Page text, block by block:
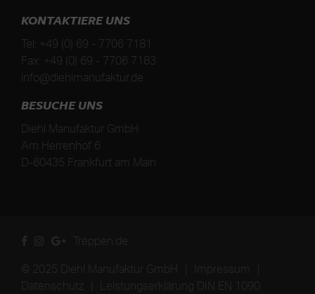
KONTAKTIERE UNS
Tel: +49 (0) 69 - 7706 7181
Fax: +49 (0) 69 - 7706 7183
info@diehlmanufaktur.de
BESUCHE UNS
Diehl Manufaktur GmbH
Am Herrenhof 6
D-60435 Frankfurt am Main
Treppen.de
© 2025 Diehl Manufaktur GmbH
Impressum
Datenschutz
Leistungserklärung DIN EN 1090